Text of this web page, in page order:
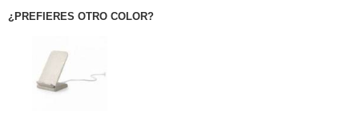
¿PREFIERES OTRO COLOR?